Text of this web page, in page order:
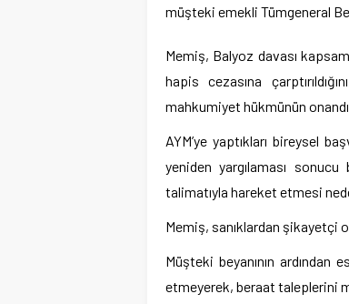
müşteki emekli Tümgeneral
Memiş, Balyoz davası
hapis cezasına
mahkumiyet hükmünün
AYM’ye yaptıkları bireysel
yeniden yargılaması
talimatıyla hareket etmesi
Memiş, sanıklardan şikayetçi
Müşteki beyanının ardından
etmeyerek, beraat taleplerini